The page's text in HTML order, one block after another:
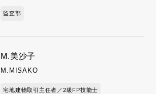
監査部
M.美沙子
M.MISAKO
宅地建物取引主任者／2級FP技能士